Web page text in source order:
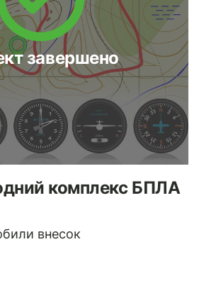
завершено
комплекс БПЛА
внесок